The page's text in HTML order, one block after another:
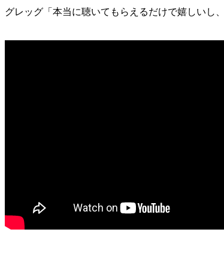
グレッグ「本当に聴いてもらえるだけで嬉しいし